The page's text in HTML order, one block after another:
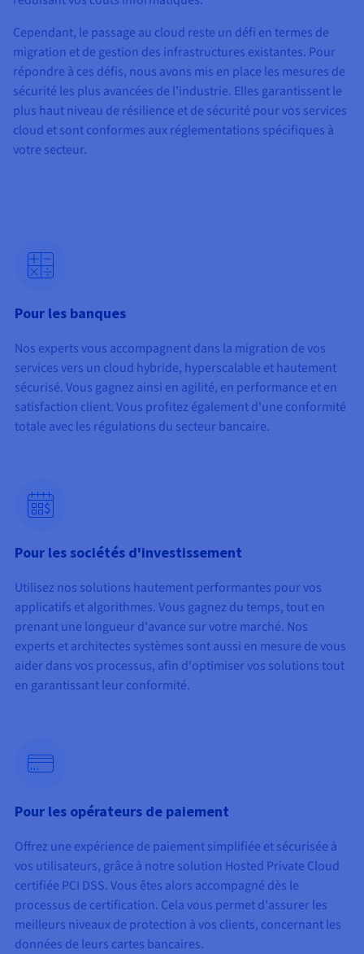
Disponibilités par régions
Documentation
Roadmap & Changelog
Roadmap & Changelog
Cependant, le passage au cloud reste un défi en termes de
migration et de gestion des infrastructures existantes. Pour
répondre à ces défis, nous avons mis en place les mesures de
sécurité les plus avancées de l’industrie. Elles garantissent le
plus haut niveau de résilience et de sécurité pour vos services
cloud et sont conformes aux réglementations spécifiques à
votre secteur.
Pour les banques
Nos experts vous accompagnent dans la migration de vos
services vers un cloud hybride, hyperscalable et hautement
sécurisé. Vous gagnez ainsi en agilité, en performance et en
satisfaction client. Vous profitez également d'une conformité
totale avec les régulations du secteur bancaire.
$
Pour les sociétés d'investissement
Utilisez nos solutions hautement performantes pour vos
applicatifs et algorithmes. Vous gagnez du temps, tout en
prenant une longueur d'avance sur votre marché. Nos
experts et architectes systèmes sont aussi en mesure de vous
aider dans vos processus, afin d'optimiser vos solutions tout
en garantissant leur conformité.
Pour les opérateurs de paiement
Offrez une expérience de paiement simplifiée et sécurisée à
vos utilisateurs, grâce à notre solution Hosted Private Cloud
certifiée PCI DSS. Vous êtes alors accompagné dès le
processus de certification. Cela vous permet d'assurer les
meilleurs niveaux de protection à vos clients, concernant les
données de leurs cartes bancaires.